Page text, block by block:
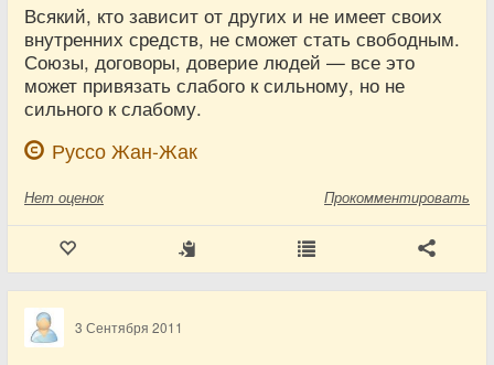
Всякий, кто зависит от других и не имеет своих
внутренних средств, не сможет стать свободным.
Союзы, договоры, доверие людей — все это
может привязать слабого к сильному, но не
сильного к слабому.
Руссо Жан-Жак
Нет оценок Прокомментировать
3 Сентября 2011